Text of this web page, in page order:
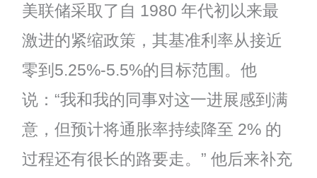
美联储采取了自 1980 年代初以来最
激进的紧缩政策，其基准利率从接近
零到5.25%-5.5%的目标范围。他
说：“我和我的同事对这一进展感到满
意，但预计将通胀率持续降至 2% 的
过程还有很长的路要走。” 他后来补充